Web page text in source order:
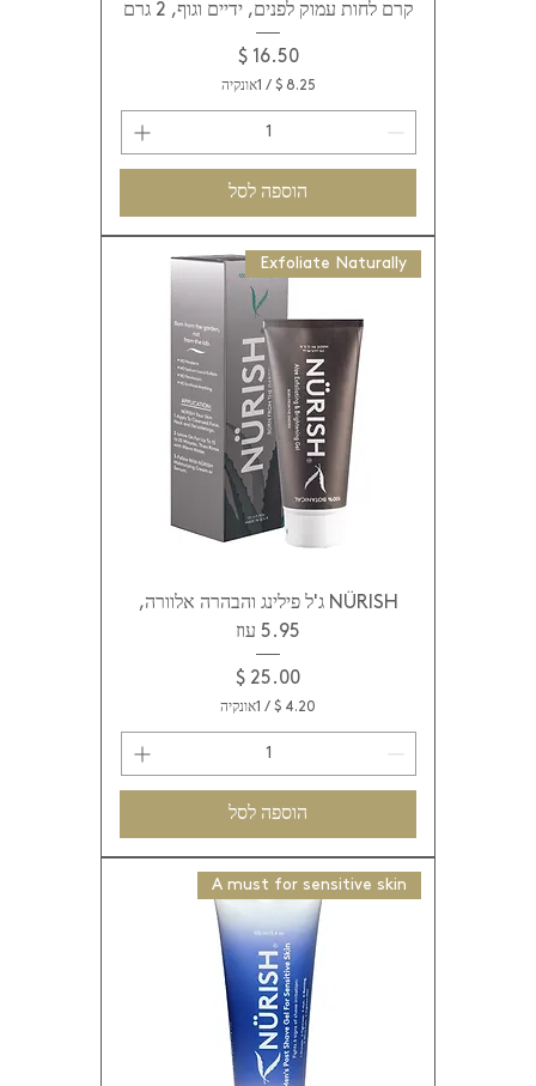
קרם לחות עמוק לפנים, ידיים וגוף, 2 גרם
מחיר‏16.50 ‏$
/ 1אונקיה
8
‏
$
ל
-
1
ו
נ
ץ
'
הוספה לסל
Exfoliate Naturally
NÜRISH ג'ל פילינג והבהרה אלוורה,
5.95 עוז
מחיר
/ 1אונקיה
4
‏
$
ל
-
א
ו
ו
נ
ץ
'
הוספה לסל
A must for sensitive skin